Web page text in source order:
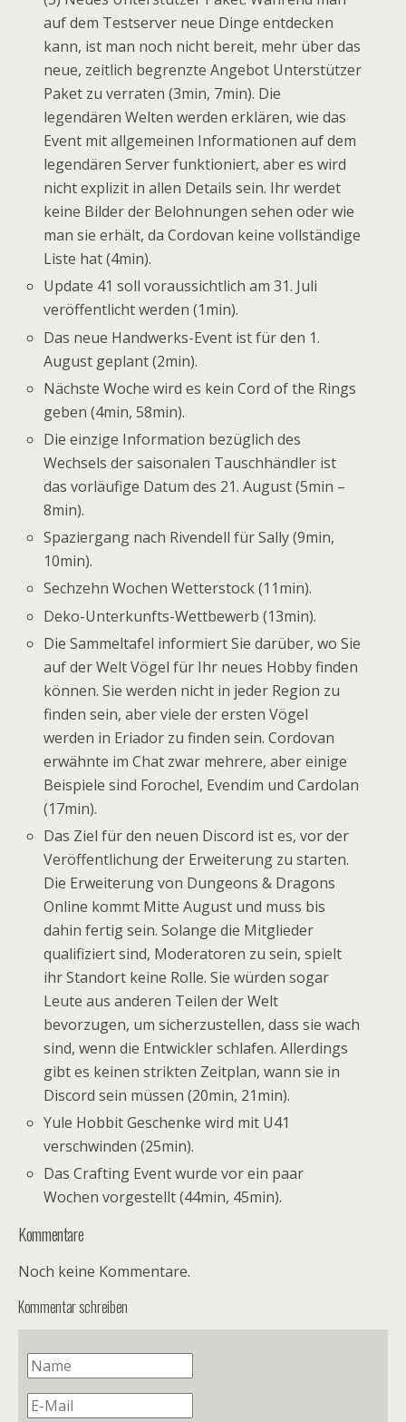
auf dem Testserver neue Dinge entdecken
kann, ist man noch nicht bereit, mehr über das
neue, zeitlich begrenzte Angebot Unterstützer
Paket zu verraten (3min, 7min). Die
legendären Welten werden erklären, wie das
Event mit allgemeinen Informationen auf dem
legendären Server funktioniert, aber es wird
nicht explizit in allen Details sein. Ihr werdet
keine Bilder der Belohnungen sehen oder wie
man sie erhält, da Cordovan keine vollständige
Liste hat (4min).
Update 41 soll voraussichtlich am 31. Juli
veröffentlicht werden (1min).
Das neue Handwerks-Event ist für den 1.
August geplant (2min).
Nächste Woche wird es kein Cord of the Rings
geben (4min, 58min).
Die einzige Information bezüglich des
Wechsels der saisonalen Tauschhändler ist
das vorläufige Datum des 21. August (5min –
8min).
Spaziergang nach Rivendell für Sally (9min,
10min).
Sechzehn Wochen Wetterstock (11min).
Deko-Unterkunfts-Wettbewerb (13min).
Die Sammeltafel informiert Sie darüber, wo Sie
auf der Welt Vögel für Ihr neues Hobby finden
können. Sie werden nicht in jeder Region zu
finden sein, aber viele der ersten Vögel
werden in Eriador zu finden sein. Cordovan
erwähnte im Chat zwar mehrere, aber einige
Beispiele sind Forochel, Evendim und Cardolan
(17min).
Das Ziel für den neuen Discord ist es, vor der
Veröffentlichung der Erweiterung zu starten.
Die Erweiterung von Dungeons & Dragons
Online kommt Mitte August und muss bis
dahin fertig sein. Solange die Mitglieder
qualifiziert sind, Moderatoren zu sein, spielt
ihr Standort keine Rolle. Sie würden sogar
Leute aus anderen Teilen der Welt
bevorzugen, um sicherzustellen, dass sie wach
sind, wenn die Entwickler schlafen. Allerdings
gibt es keinen strikten Zeitplan, wann sie in
Discord sein müssen (20min, 21min).
Yule Hobbit Geschenke wird mit U41
verschwinden (25min).
Das Crafting Event wurde vor ein paar
Wochen vorgestellt (44min, 45min).
Kommentare
Noch keine Kommentare.
Kommentar schreiben